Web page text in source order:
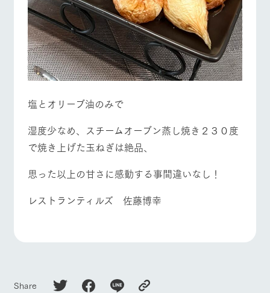
お問い合
わせ・資
料請求
牧場内を巡る周
遊バスのご案内
個人情報取扱いについて
営業時間・料金 交通アクセス
よくあるご質問
団体のお客様へ
ペットをお連れの
お客様へ お問い合わせ
塩とオリーブ油のみで
湿度少なめ、スチームオーブン蒸し焼き２３０度
で焼き上げた玉ねぎは絶品、
思った以上の甘さに感動する事間違いなし！
レストランティルズ 佐藤博幸
Share